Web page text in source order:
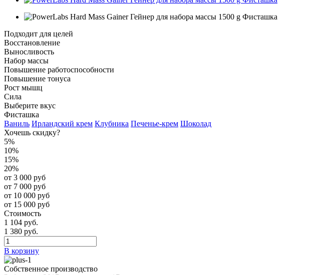
Подходит для целей
Восстановление
Выносливость
Набор массы
Повышение работоспособности
Повышение тонуса
Рост мышц
Сила
Выберите вкус
Фисташка
Ваниль Ирландский крем Клубника Печенье-крем Шоколад
Хочешь скидку?
5%
10%
15%
20%
от 3 000 руб
от 7 000 руб
от 10 000 руб
от 15 000 руб
Стоимость
1 104 руб.
1 380 руб.
В корзину
Собственное производство